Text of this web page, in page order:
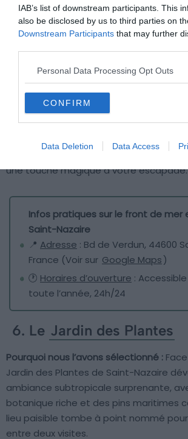
IAB’s list of downstream participants. This
also be disclosed by us to third parties on
Downstream Participants that may further
Personal Data Processing Opt Outs
CONFIRM
Data Deletion Data Access
pour contempler la mer.
Pour en savoir plus :Un passage par le
le port et la place du Commando
dans un itinéraire pour visiter Saint-
zone piétonne propose terrasses, aires
direct à la plage. Les villas du début du
street art et les installations artistiques
balade. En fin de journée, la lumière sur
chantiers navals et le pont de Saint-
une touche magique à votre escapade.
Infos pratiques sur le front de mer
Saint-Nazaire
📍 Adresse : Bd de Verdun, 44600
France (Voir sur Google Maps)
🕐 Horaires d’ouverture :
toute l’année, 24h/24
6. Le Jardin des Plantes
Pourquoi nous l’avons sélectionné :
Jardin des Plantes de Saint-Nazaire
ambiance subtropicale surprenante,
botanique riche et des pins maritimes
lieu paisible tombe à point nommé
entre deux visites.